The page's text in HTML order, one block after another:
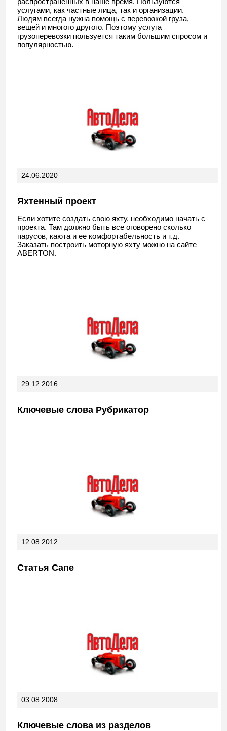
услугами, как частные лица, так и организации.
Людям всегда нужна помощь с перевозкой груза,
вещей и многого другого. Поэтому услуга
грузоперевозки пользуется таким большим спросом и
популярностью.
24.06.2020
Яхтенный проект
Если хотите создать свою яхту, необходимо начать с
проекта. Там должно быть все оговорено сколько
парусов, каюта и ее комфортабельность и т.д.
Заказать построить моторную яхту можно на сайте
ABERTON.
29.12.2016
Ключевые слова Рубрикатор
12.08.2012
Статья Сапе
03.08.2008
Ключевые слова из разделов